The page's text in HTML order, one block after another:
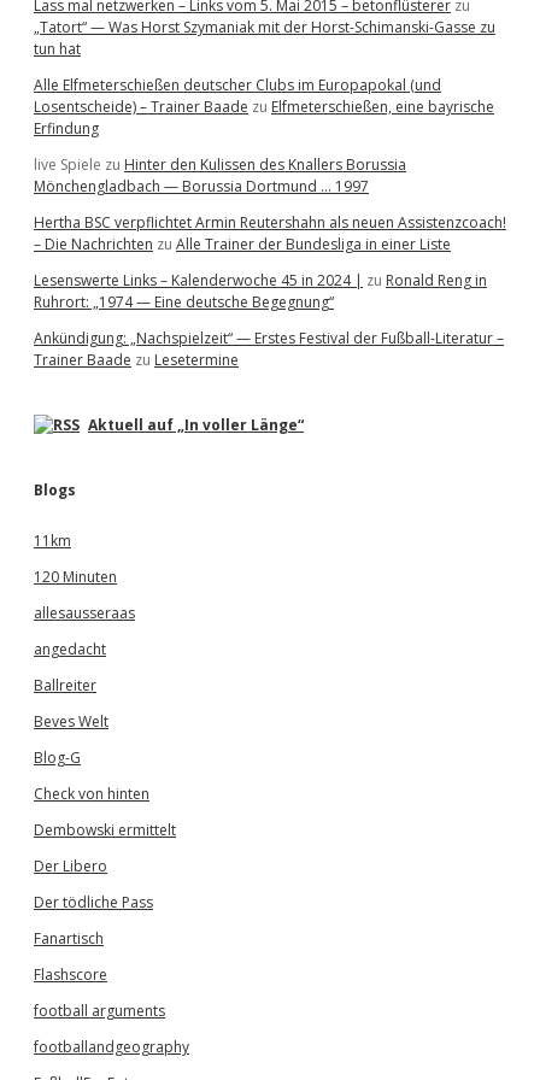
Lass mal netzwerken – Links vom 5. Mai 2015 – betonflüsterer zu
„Tatort“ — Was Horst Szymaniak mit der Horst-Schimanski-Gasse zu
tun hat
Alle Elfmeterschießen deutscher Clubs im Europapokal (und
Losentscheide) – Trainer Baade zu Elfmeterschießen, eine bayrische
Erfindung
live Spiele zu Hinter den Kulissen des Knallers Borussia
Mönchengladbach — Borussia Dortmund … 1997
Hertha BSC verpflichtet Armin Reutershahn als neuen Assistenzcoach!
– Die Nachrichten zu Alle Trainer der Bundesliga in einer Liste
Lesenswerte Links – Kalenderwoche 45 in 2024 | zu Ronald Reng in
Ruhrort: „1974 — Eine deutsche Begegnung“
Ankündigung: „Nachspielzeit“ — Erstes Festival der Fußball-Literatur –
Trainer Baade zu Lesetermine
Aktuell auf „In voller Länge“
Blogs
11km
120 Minuten
allesausseraas
angedacht
Ballreiter
Beves Welt
Blog-G
Check von hinten
Dembowski ermittelt
Der Libero
Der tödliche Pass
Fanartisch
Flashscore
football arguments
footballandgeography